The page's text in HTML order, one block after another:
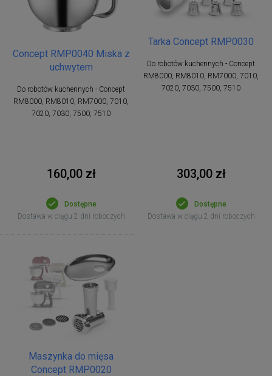
Concept RMP0040 Miska z
uchwytem
Do robotów kuchennych - Concept
RM8000, RM8010, RM7000, 7010,
7020, 7030, 7500, 7510
160,00 zł
Dostępne
Dostawa w ciągu 2 dni roboczych
Tarka Concept RMP0030
Do robotów kuchennych - Concept
RM8000, RM8010, RM7000, 7010,
7020, 7030, 7500, 7510
303,00 zł
Dostępne
Dostawa w ciągu 2 dni roboczych
Maszynka do mięsa
Concept RMP0020